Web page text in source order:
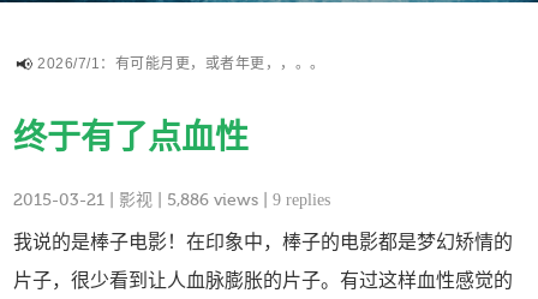
2026/7/1：有可能月更，或者年更，，。。
终于有了点血性
2015-03-21 影视 | 5,886 views |9 replies
我说的是棒子电影！在印象中，棒子的电影都是梦幻矫情的
片子，很少看到让人血脉膨胀的片子。有过这样血性感觉的